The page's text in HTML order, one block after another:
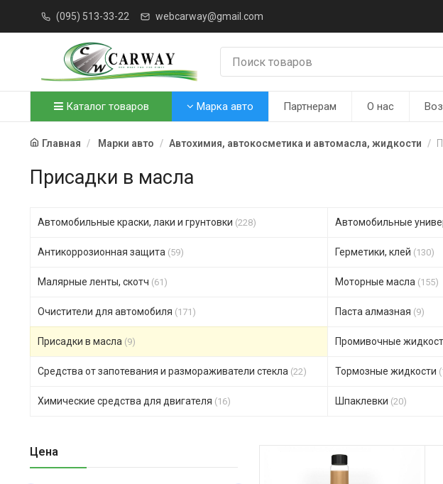
(095) 513-33-22 webcarway@gmail.com
Каталог товаров Марка авто Партнерам О нас
Главная Марки авто Автохимия, автокосметика и автомасла, жидкости
Присадки в масла
Автомобильные краски, лаки и грунтовки (228) Автомобильные
Антикоррозионная защита (59) Герметики, клей (130)
Малярные ленты, скотч (61) Моторные масла (155)
Очистители для автомобиля (171) Паста алмазная (9)
Присадки в масла (9) Промивочные
Средства от запотевания и размораживатели стекла (22) Тормозные жидкости
Химические средства для двигателя (16) Шпаклевки (20)
Цена